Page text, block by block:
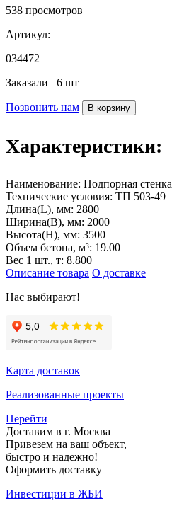
538 просмотров
Артикул:
034472
Заказали 6 шт
Позвонить нам В корзину
Характеристики:
Наименование: Подпорная стенка
Технические условия: ТП 503-49
Длина(L), мм: 2800
Ширина(B), мм: 2000
Высота(H), мм: 3500
Объем бетона, м³: 19.00
Вес 1 шт., т: 8.800
Описание товара О доставке
Нас выбирают!
Карта доставок
Реализованные проекты
Перейти
Доставим в г. Москва
Привезем на ваш объект,
быстро и надежно!
Оформить доставку
Инвестиции в ЖБИ